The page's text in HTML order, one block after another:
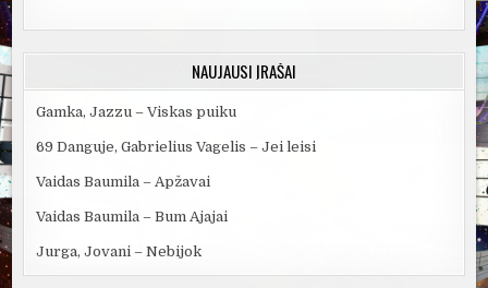
NAUJAUSI ĮRAŠAI
Gamka, Jazzu – Viskas puiku
69 Danguje, Gabrielius Vagelis – Jei leisi
Vaidas Baumila – Apžavai
Vaidas Baumila – Bum Ajajai
Jurga, Jovani – Nebijok